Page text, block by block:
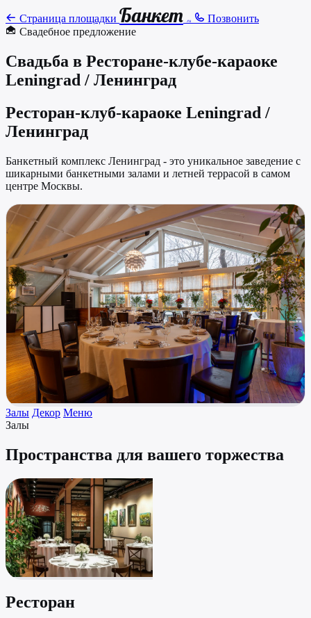
Страница площадки Банкет .ru
Позвонить
Свадебное предложение
Свадьба в Ресторане-клубе-караоке
Leningrad / Ленинград
Ресторан-клуб-караоке Leningrad /
Ленинград
Банкетный комплекс Ленинград - это уникальное заведение с
шикарными банкетными залами и летней террасой в самом
центре Москвы.
Залы Декор Меню
Залы
Пространства для вашего торжества
Ресторан